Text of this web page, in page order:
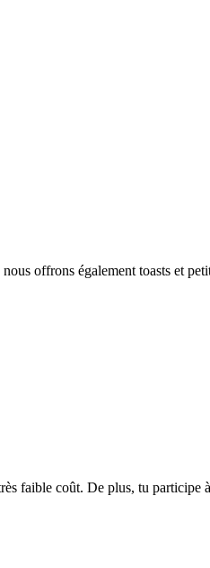
offrons également toasts et
faible coût. De plus, tu